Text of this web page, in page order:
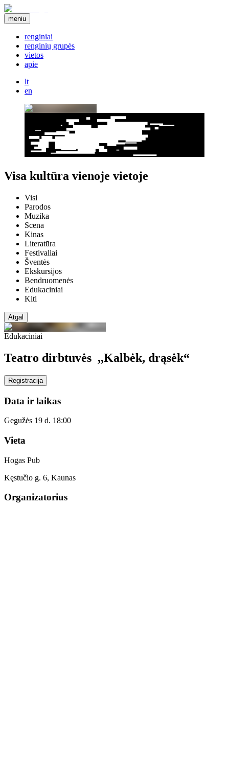
meniu
renginiai
renginių grupės
vietos
apie
lt
en
Visa kultūra vienoje vietoje
Visi
Parodos
Muzika
Scena
Kinas
Literatūra
Festivaliai
Šventės
Ekskursijos
Bendruomenės
Edukaciniai
Kiti
Atgal
Edukaciniai
Teatro dirbtuvės ,,Kalbėk, drąsėk“
Registracija
Data ir laikas
Gegužės 19 d. 18:00
Vieta
Hogas Pub
Kęstučio g. 6, Kaunas
Organizatorius